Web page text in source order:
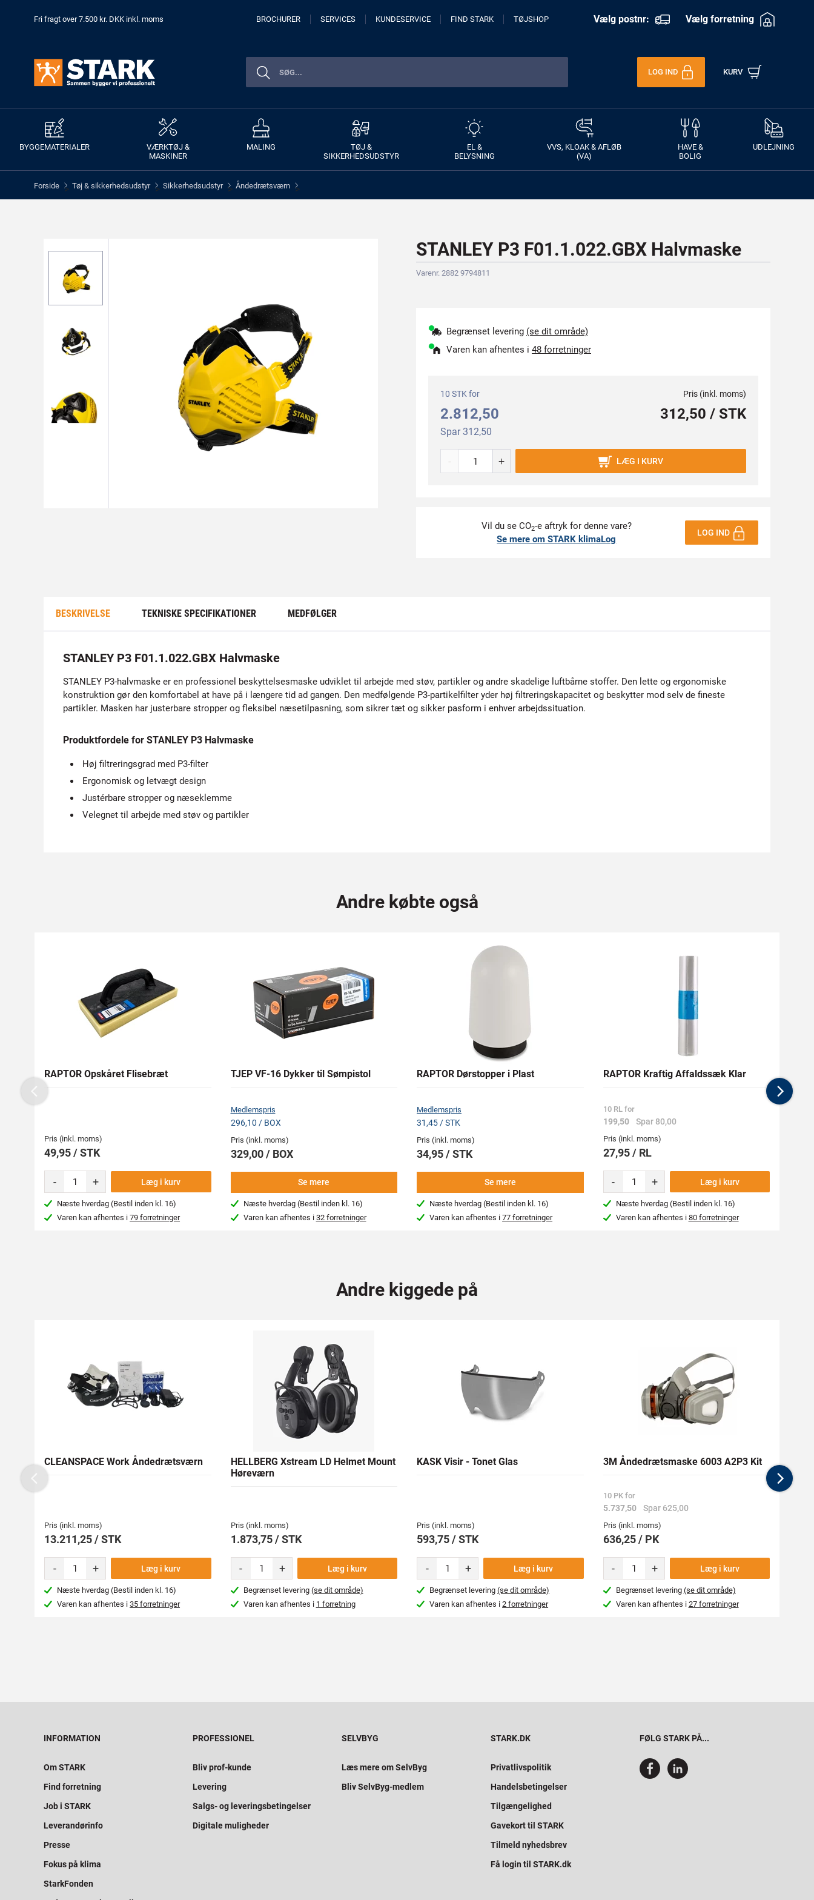
Fri fragt over 7.500 kr. DKK inkl. moms BROCHURER SERVICES KUNDESERVICE FIND STARK TØJSHOP Vælg postnr: Vælg forretning
LOG IND KURV
BYGGEMATERIALER
VÆRKTØJ &
MASKINER
MALING
TØJ &
SIKKERHEDSUDSTYR
EL &
BELYSNING
VVS, KLOAK & AFLØB
(VA)
HAVE &
BOLIG
UDLEJNING
Forside > Tøj & sikkerhedsudstyr > Sikkerhedsudstyr > Åndedrætsværn >
STANLEY P3 F01.1.022.GBX Halvmaske
Varenr. 2882 9794811
Begrænset levering (se dit område)
Varen kan afhentes i 48 forretninger
10 STK for
2.812,50
Spar 312,50
Pris (inkl. moms)
312,50 / STK
- + LÆG I KURV
Vil du se CO2-e aftryk for denne vare?
Se mere om STARK klimaLog
LOG IND
BESKRIVELSE TEKNISKE SPECIFIKATIONER MEDFØLGER
STANLEY P3 F01.1.022.GBX Halvmaske
STANLEY P3-halvmaske er en professionel beskyttelsesmaske udviklet til arbejde med støv, partikler og andre skadelige luftbårne stoffer. Den lette og ergonomiske
konstruktion gør den komfortabel at have på i længere tid ad gangen. Den medfølgende P3-partikelfilter yder høj filtreringskapacitet og beskytter mod selv de fineste
partikler. Masken har justerbare stropper og fleksibel næsetilpasning, som sikrer tæt og sikker pasform i enhver arbejdssituation.
Produktfordele for STANLEY P3 Halvmaske
Høj filtreringsgrad med P3-filter
Ergonomisk og letvægt design
Justérbare stropper og næseklemme
Velegnet til arbejde med støv og partikler
Andre købte også
RAPTOR Opskåret Flisebræt
Pris (inkl. moms)
49,95 / STK
- + Læg i kurv
Næste hverdag (Bestil inden kl. 16)
Varen kan afhentes i79 forretninger
TJEP VF-16 Dykker til Sømpistol
Medlemspris
296,10 / BOX
Pris (inkl. moms)
329,00 / BOX
Se mere
Næste hverdag (Bestil inden kl. 16)
Varen kan afhentes i 32 forretninger
RAPTOR Dørstopper i Plast
Medlemspris
31,45 / STK
Pris (inkl. moms)
34,95 / STK
Se mere
Næste hverdag (Bestil inden kl. 16)
Varen kan afhentes i77 forretninger
RAPTOR Kraftig Affaldssæk Klar
10 RL for
199,50 Spar 80,00
Pris (inkl. moms)
27,95 / RL
- + Læg i kurv
Næste hverdag (Bestil inden kl. 16)
Varen kan afhentes i 80 forretninger
Æske
Previous
Andre kiggede på
CLEANSPACE Work Åndedrætsværn
Pris (inkl. moms)
13.211,25 / STK
- + Læg i kurv
Næste hverdag (Bestil inden kl. 16)
Varen kan afhentes i35 forretninger
HELLBERG Xstream LD Helmet Mount
Høreværn
Pris (inkl. moms)
1.873,75 / STK
- + Læg i kurv
Begrænset levering (se dit område)
Varen kan afhentes i 1 forretning
KASK Visir - Tonet Glas
Pris (inkl. moms)
593,75 / STK
- + Læg i kurv
Begrænset levering(se dit område)
Varen kan afhentes i2 forretninger
3M Åndedrætsmaske 6003 A2P3 Kit
10 PK for
5.737,50 Spar 625,00
Pris (inkl. moms)
636,25 / PK
- + Læg i kurv
Begrænset levering (se dit område)
Varen kan afhentes i 27 forretninger
Previous
INFORMATION
Om STARK
Find forretning
Job i STARK
Leverandørinfo
Presse
Fokus på klima
StarkFonden
PROFESSIONEL
Bliv prof-kunde
Levering
Salgs- og leveringsbetingelser
Digitale muligheder
SELVBYG
Læs mere om SelvByg
Bliv SelvByg-medlem
STARK.DK
Privatlivspolitik
Handelsbetingelser
Tilgængelighed
Gavekort til STARK
Tilmeld nyhedsbrev
Få login til STARK.dk
FØLG STARK PÅ...